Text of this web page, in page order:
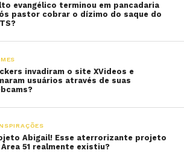
evangélico terminou em pancadaria
pastor cobrar o dízimo do saque do
invadiram o site XVideos e
usuários através de suas
Abigail! Esse aterrorizante projeto
Área 51 realmente existiu?